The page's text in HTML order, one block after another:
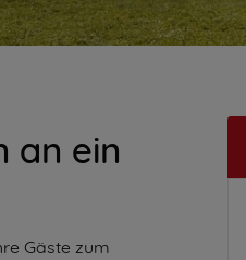
an ein
Gäste zum